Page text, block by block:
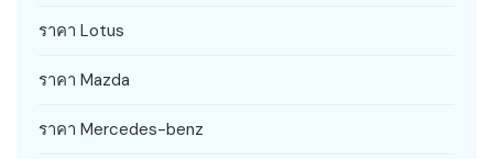
ราคา Lotus
ราคา Mazda
ราคา Mercedes-benz